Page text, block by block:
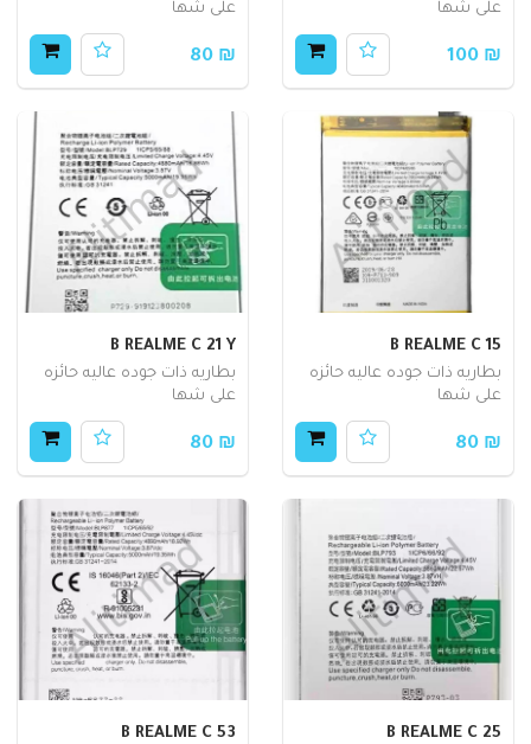
على شها
₪ 100
على شها
₪ 80
B REALME C 15
بطاريه ذات جوده عاليه حائزه
على شها
₪ 80
B REALME C 21 Y
بطاريه ذات جوده عاليه حائزه
على شها
₪ 80
B REALME C 25
B REALME C 53